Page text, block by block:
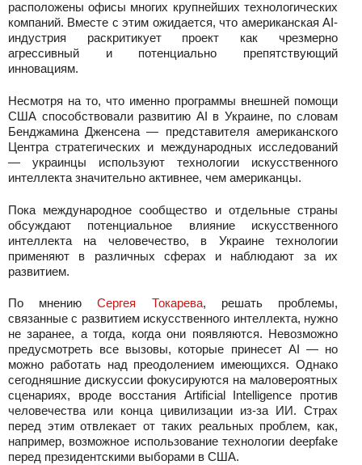
расположены офисы многих крупнейших технологических
компаний. Вместе с этим ожидается, что американская AI-
индустрия раскритикует проект как чрезмерно
агрессивный и потенциально препятствующий
инновациям.
Несмотря на то, что именно программы внешней помощи
США способствовали развитию AI в Украине, по словам
Бенджамина Дженсена — представителя американского
Центра стратегических и международных исследований
— украинцы используют технологии искусственного
интеллекта значительно активнее, чем американцы.
Пока международное сообщество и отдельные страны
обсуждают потенциальное влияние искусственного
интеллекта на человечество, в Украине технологии
применяют в различных сферах и наблюдают за их
развитием.
По мнениюСергея Токарева, решать проблемы,
связанные с развитием искусственного интеллекта, нужно
не заранее, а тогда, когда они появляются. Невозможно
предусмотреть все вызовы, которые принесет AI — но
можно работать над преодолением имеющихся. Однако
сегодняшние дискуссии фокусируются на маловероятных
сценариях, вроде восстания Artificial Intelligence против
человечества или конца цивилизации из-за ИИ. Страх
перед этим отвлекает от таких реальных проблем, как,
например, возможное использование технологии deepfake
перед президентскими выборами в США.